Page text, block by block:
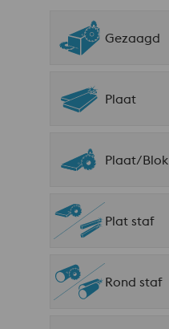
Gezaagd
Plaat
Plaat/Blok
Plat staf
Rond staf